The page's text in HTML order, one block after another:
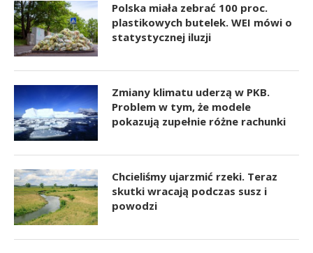
Polska miała zebrać 100 proc.
plastikowych butelek. WEI mówi o
statystycznej iluzji
Zmiany klimatu uderzą w PKB.
Problem w tym, że modele
pokazują zupełnie różne rachunki
Chcieliśmy ujarzmić rzeki. Teraz
skutki wracają podczas susz i
powodzi